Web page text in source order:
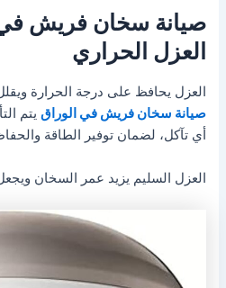
صيانة سخان فريش في
العزل الحراري
العزل يحافظ على درجة الحرارة
صيانة سخان فريش في الوراق يتم
أي تآكل، لضمان توفير الطاقة
العزل السليم يزيد عمر السخان